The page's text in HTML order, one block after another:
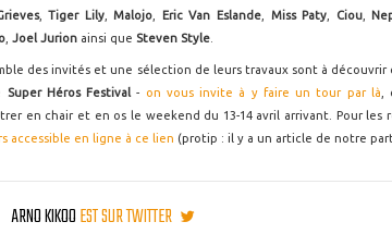
,Tiger Lily,Malojo Eric Van Eslande Miss Paty Ciou,
Joel Jurion ainsi que Steven Style
des invités et une sélection de leurs travaux sont à découvrir
Super Héros Festival - on vous invite à y faire un tour par là
en chair et en os le weekend du 13-14 avril arrivant. Pour les
accessible en ligne à ce lien (protip : il y a un article de notre
ARNO KIKOOEST SUR TWITTER